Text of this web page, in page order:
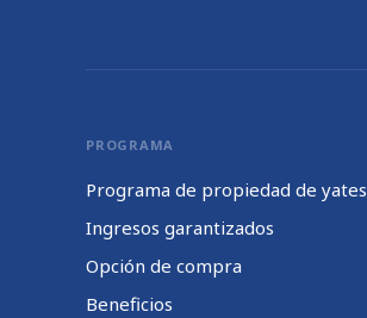
PROGRAMA
Programa de propiedad de yates
Ingresos garantizados
Opción de compra
Beneficios